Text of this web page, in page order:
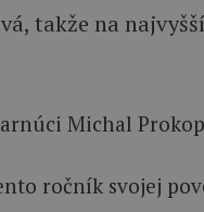
takže na
ročník svojej